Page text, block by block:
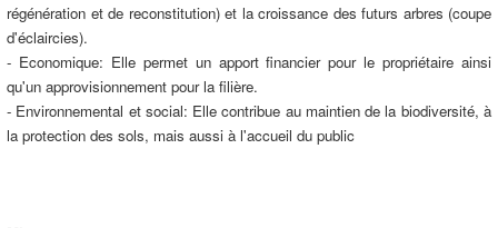
régénération et de reconstitution) et la croissance des futurs arbres (coupe
d'éclaircies).
- Economique: Elle permet un apport financier pour le propriétaire ainsi
qu'un approvisionnement pour la filière.
- Environnemental et social: Elle contribue au maintien de la biodiversité, à
la protection des sols, mais aussi à l'accueil du public